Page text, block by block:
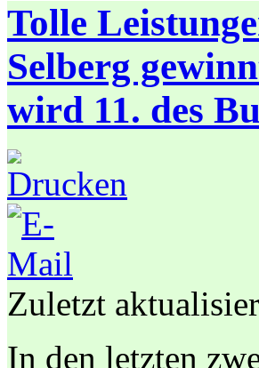
Tolle
Selberg
wird 11. des
Zuletzt
In den letzten